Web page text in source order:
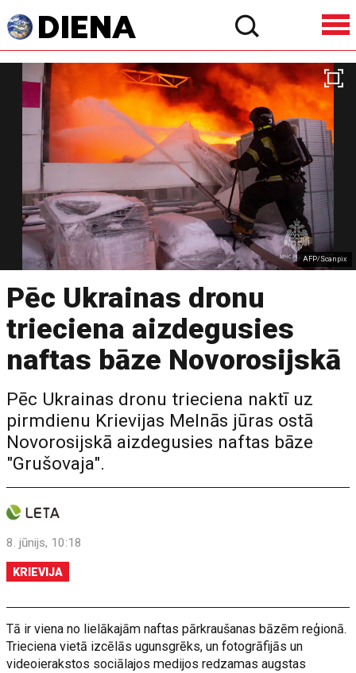
AFP/Scanpix
Pēc Ukrainas dronu
trieciena aizdegusies
naftas bāze Novorosijskā
Pēc Ukrainas dronu trieciena naktī uz
pirmdienu Krievijas Melnās jūras ostā
Novorosijskā aizdegusies naftas bāze
"Grušovaja".
8. jūnijs, 10:18
KRIEVIJA
Tā ir viena no lielākajām naftas pārkraušanas bāzēm reģionā.
Trieciena vietā izcēlās ugunsgrēks, un fotogrāfijās un
videoierakstos sociālajos medijos redzamas augstas